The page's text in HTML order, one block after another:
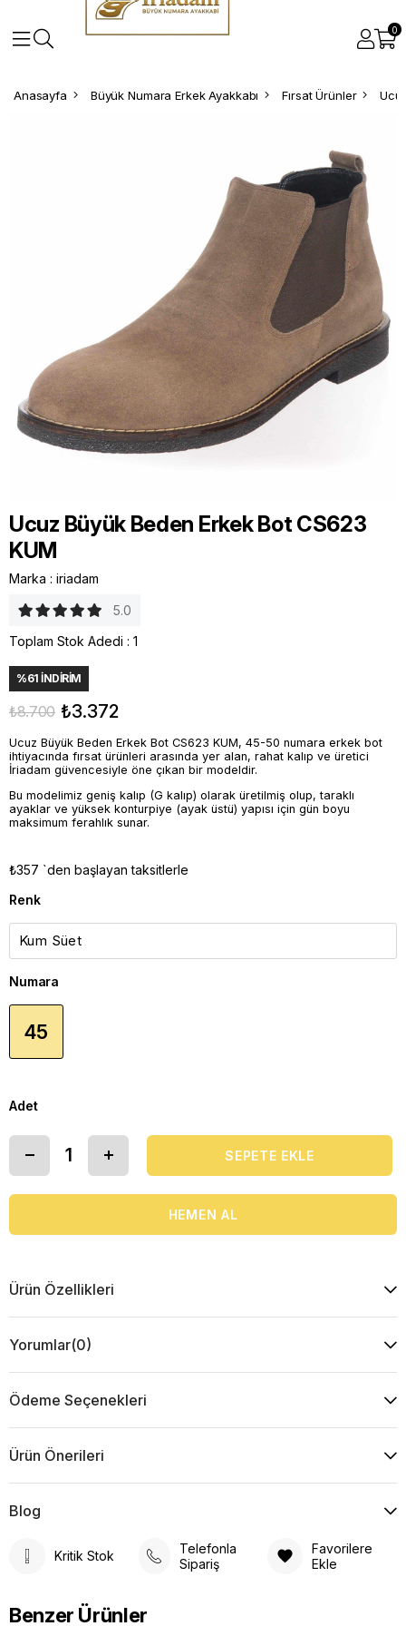
0
Anasayfa Büyük Numara Erkek Ayakkabı Fırsat Ürünler
Ucuz Büyük Beden Erkek Bot CS623
KUM
Marka : iriadam
5.0
Toplam Stok Adedi : 1
%61 İNDIRIM
₺8.700 ₺3.372
Ucuz Büyük Beden Erkek Bot CS623 KUM, 45-50 numara erkek bot
ihtiyacında fırsat ürünleri arasında yer alan, rahat kalıp ve üretici
İriadam güvencesiyle öne çıkan bir modeldir.
Bu modelimiz geniş kalıp (G kalıp) olarak üretilmiş olup, taraklı
ayaklar ve yüksek konturpiye (ayak üstü) yapısı için gün boyu
maksimum ferahlık sunar.
₺357 `den başlayan taksitlerle
Renk
Numara
45
Adet
Ürün Özellikleri
Yorumlar(0)
Ödeme Seçenekleri
Ürün Önerileri
Blog
Kritik Stok
Telefonla
Sipariş
Favorilere
Ekle
Benzer Ürünler